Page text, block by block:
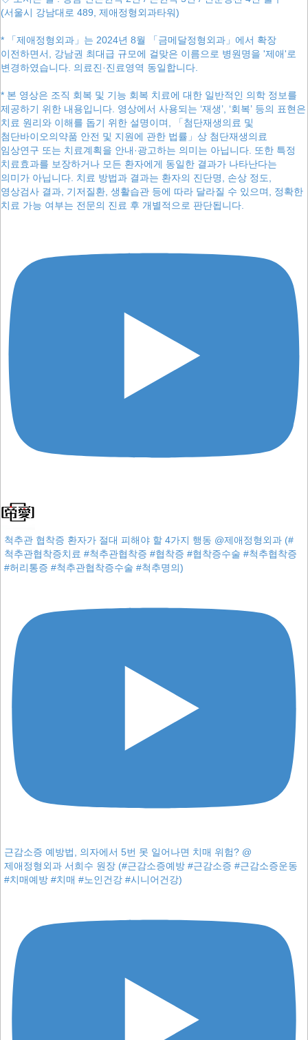
(서울시 강남대로 489, 제애정형외과타워)
* 「제애정형외과」는 2024년 8월 「금메달정형외과」에서 확장
이전하면서, 강남권 최대급 규모에 걸맞은 이름으로 병원명을 '제애'로
변경하였습니다. 의료진·진료영역 동일합니다.
* 본 영상은 조직 회복 및 기능 회복 치료에 대한 일반적인 의학 정보를
제공하기 위한 내용입니다. 영상에서 사용되는 ‘재생’, ‘회복’ 등의 표현은
치료 원리와 이해를 돕기 위한 설명이며, 「첨단재생의료 및
첨단바이오의약품 안전 및 지원에 관한 법률」상 첨단재생의료
임상연구 또는 치료계획을 안내·광고하는 의미는 아닙니다. 또한 특정
치료효과를 보장하거나 모든 환자에게 동일한 결과가 나타난다는
의미가 아닙니다. 치료 방법과 결과는 환자의 진단명, 손상 정도,
영상검사 결과, 기저질환, 생활습관 등에 따라 달라질 수 있으며, 정확한
치료 가능 여부는 전문의 진료 후 개별적으로 판단됩니다.
척추관 협착증 환자가 절대 피해야 할 4가지 행동 @제애정형외과 (#
척추관협착증치료 #척추관협착증 #협착증 #협착증수술 #척추협착증
#허리통증 #척추관협착증수술 #척추명의)
근감소증 예방법, 의자에서 5번 못 일어나면 치매 위험? @
제애정형외과 서희수 원장 (#근감소증예방 #근감소증 #근감소증운동
#치매예방 #치매 #노인건강 #시니어건강)